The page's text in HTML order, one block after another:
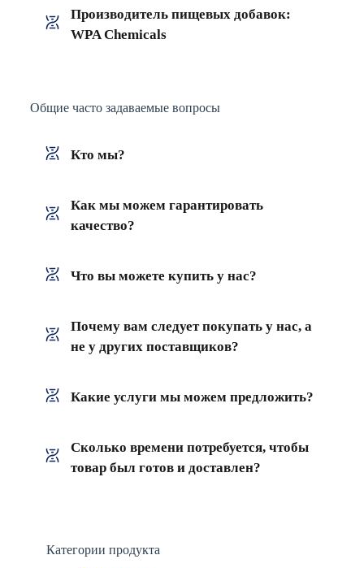
Производитель пищевых добавок:
WPA Chemicals
Общие часто задаваемые вопросы
Кто мы?
Как мы можем гарантировать
качество?
Что вы можете купить у нас?
Почему вам следует покупать у нас, а
не у других поставщиков?
Какие услуги мы можем предложить?
Сколько времени потребуется, чтобы
товар был готов и доставлен?
Категории продукта